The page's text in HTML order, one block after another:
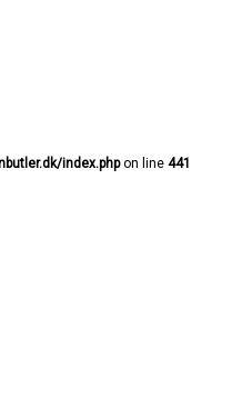
index.phpon line 441